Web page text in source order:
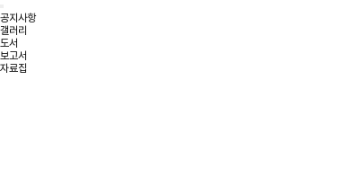
공지사항
갤러리
도서
보고서
자료집